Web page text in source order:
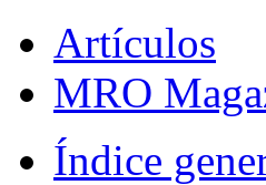
Artículos
MRO
Índice